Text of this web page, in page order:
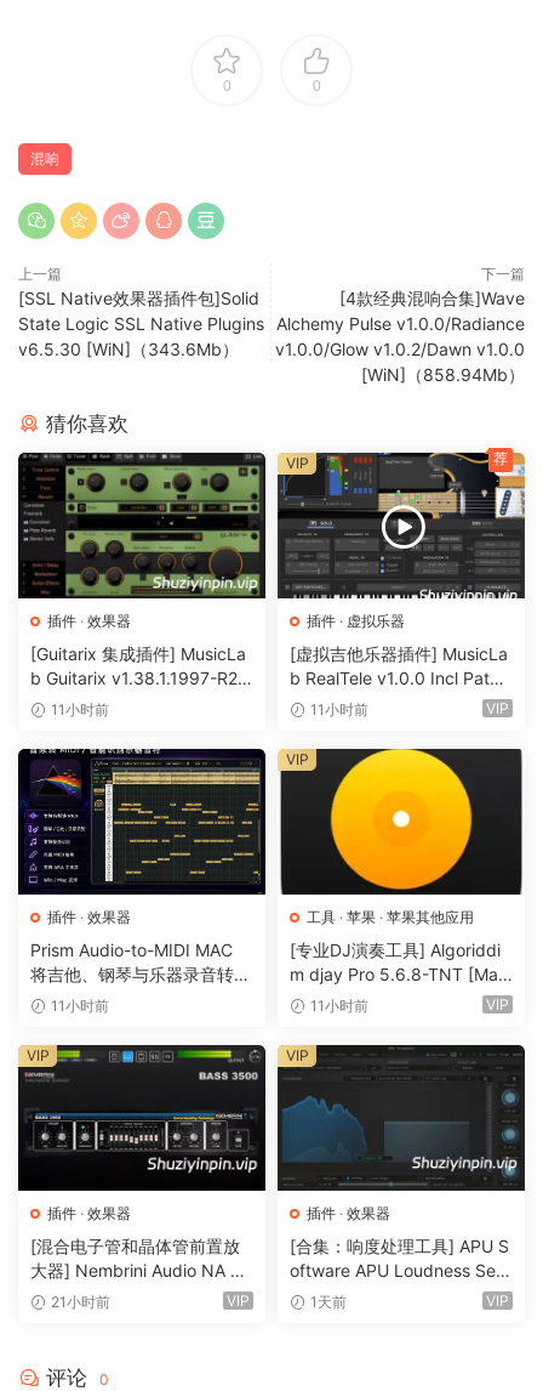
to tweak the reverb, it is total recall automatable, and it has
64 bit support. Every month Altiverb 7 users receive new
Music Spaces
The Altiverb Library of Acoustics contains the most sought
of Berlin, Los Angeles Vienna and Amsterdam for your
orchestral work. Or legendary rock studios from New York
or Paris. But you can also put your audio in French
Cathedrals, the Gol Gumbaz of India or London’s Wembley
Vintage reverb gear
Altiverb contains a tremendous amount of classic reverb
gear and purpose built echo chambers. You’ll find all the
EMT plates you want, spring reverbs, classic digital gear
like the 480, 224, the AMS RMX 16 or the EMT 240. Add
the Frank Sinatra and Beach Boys echo chambers and you
have everything you need to recreate all those classic
Experimental Responses
Grab any sound from your tracks or the Finder and toss it
on Altiverb to use it as an impulse response. Try piano
chords, breaking glass, spoken word, thunder or a drum
loop. In convolution each sample of the input is replaced
by the entire impulse response. So if you use a piano
chord as an impulse Response, and you clap your hands
into Altiverb, out comes the chord.
Stage Positioning
An exhaustive recording session in a Viennese concert
hall gave us an algorithm that allows you to accurately
place your sound anywhere on stage of all our concert
halls, or in any of our other rooms. Physically correct
sound placement using the Altiverb Stage Positioner
creates a stunningly realistic audio panorama.
Musical gates and delays
0 0
混响
上一篇
[SSL Native效果器插件包]Solid
State Logic SSL Native Plugins
v6.5.30 [WiN]（343.6Mb）
下一篇
[4款经典混响合集]Wave
Alchemy Pulse v1.0.0/Radiance
v1.0.0/Glow v1.0.2/Dawn v1.0.0
[WiN]（858.94Mb）
猜你喜欢
插件 · 效果器
[Guitarix 集成插件] MusicLa
b Guitarix v1.38.1.1997-R2R
[WiN]（7.5MB）
11小时前
插件 · 虚拟乐器
[虚拟吉他乐器插件] MusicLa
b RealTele v1.0.0 Incl Patch
ed and Keygen-R2R [WiN]
11小时前 VIP
VIP 荐
插件 · 效果器
Prism Audio-to-MIDI MAC
将吉他、钢琴与乐器录音转换
为可编辑 MIDI
11小时前
工具 · 苹果 · 苹果其他应用
[专业DJ演奏工具] Algoriddi
m djay Pro 5.6.8-TNT [Mac
OSX]（290MB）
11小时前 VIP
VIP
插件 · 效果器
[混合电子管和晶体管前置放
大器] Nembrini Audio NA Ba
ss 3500 v1.0.0 Incl Keygen-
21小时前 VIP
VIP
插件 · 效果器
[合集：响度处理工具] APU S
oftware APU Loudness Seri
es v5.7.0 Incl Keygen-R2R
1天前 VIP
VIP
评论 0